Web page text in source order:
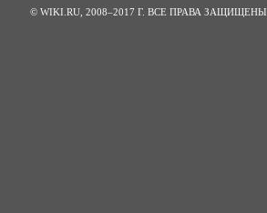
© WIKI.RU, 2008–2017 Г. ВСЕ ПРАВА ЗАЩИЩЕНЫ.